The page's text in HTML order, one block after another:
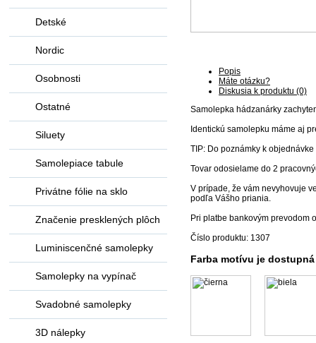
Popis
Máte otázku?
Diskusia k produktu (0)
Samolepka hádzanárky
Identickú samolepku máme aj
TIP: Do poznámky k
Tovar odosielame do 2
V prípade, že vám nevyhovuje
podľa Vášho priania.
Pri platbe bankovým prevodom
Číslo produktu: 1307
Farba motívu je
Detské
Nordic
Osobnosti
Ostatné
Siluety
Samolepiace tabule
Privátne fólie na sklo
Značenie presklených plôch
Luminiscenčné samolepky
Samolepky na vypínač
Svadobné samolepky
3D nálepky